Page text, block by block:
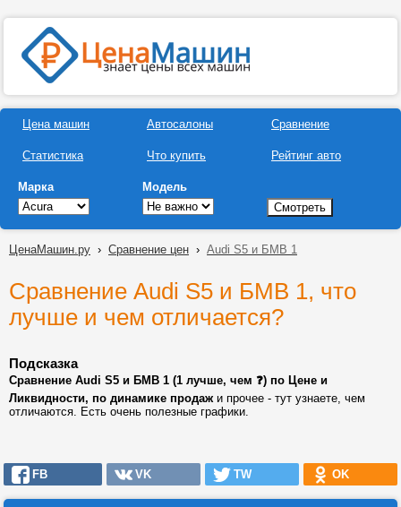
Цена машин
Статистика
Автосалоны
Что купить
Сравнение
Рейтинг авто
Марка Модель
ЦенаМашин.ру › Сравнение цен › Audi S5 и БМВ 1
Сравнение Audi S5 и БМВ 1, что
лучше и чем отличается?
Подсказка
Сравнение Audi S5 и БМВ 1 (1 лучше, чем ❓) по Цене и
Ликвидности, по динамике продажи прочее - тут узнаете, чем
отличаются. Есть очень полезные графики.
FB VK TW OK